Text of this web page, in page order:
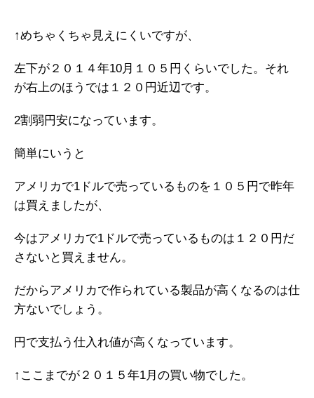
↑めちゃくちゃ見えにくいですが、
左下が２０１４年10月１０５円くらいでした。それ
が右上のほうでは１２０円近辺です。
2割弱円安になっています。
簡単にいうと
アメリカで1ドルで売っているものを１０５円で昨年
は買えましたが、
今はアメリカで1ドルで売っているものは１２０円だ
さないと買えません。
だからアメリカで作られている製品が高くなるのは仕
方ないでしょう。
円で支払う仕入れ値が高くなっています。
↑ここまでが２０１５年1月の買い物でした。